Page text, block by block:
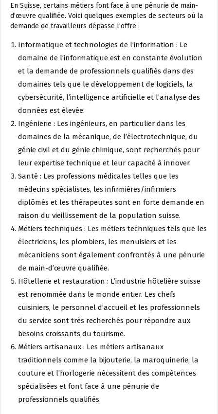
En Suisse, certains métiers font face à une pénurie de main-
d’œuvre qualifiée. Voici quelques exemples de secteurs où la
demande de travailleurs dépasse l’offre :
Informatique et technologies de l’information : Le
domaine de l’informatique est en constante évolution
et la demande de professionnels qualifiés dans des
domaines tels que le développement de logiciels, la
cybersécurité, l’intelligence artificielle et l’analyse des
données est élevée.
Ingénierie : Les ingénieurs, en particulier dans les
domaines de la mécanique, de l’électrotechnique, du
génie civil et du génie chimique, sont recherchés pour
leur expertise technique et leur capacité à innover.
Santé : Les professions médicales telles que les
médecins spécialistes, les infirmières/infirmiers
diplômés et les thérapeutes sont en forte demande en
raison du vieillissement de la population suisse.
Métiers techniques : Les métiers techniques tels que les
électriciens, les plombiers, les menuisiers et les
mécaniciens sont également confrontés à une pénurie
de main-d’œuvre qualifiée.
Hôtellerie et restauration : L’industrie hôtelière suisse
est renommée dans le monde entier. Les chefs
cuisiniers, le personnel d’accueil et les professionnels
du service sont très recherchés pour répondre aux
besoins croissants du tourisme.
Métiers artisanaux : Les métiers artisanaux
traditionnels comme la bijouterie, la maroquinerie, la
couture et l’horlogerie nécessitent des compétences
spécialisées et font face à une pénurie de
professionnels qualifiés.